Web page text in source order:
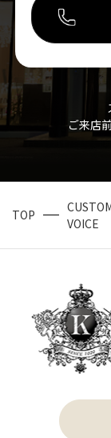
ご来店
TOP
VOICE